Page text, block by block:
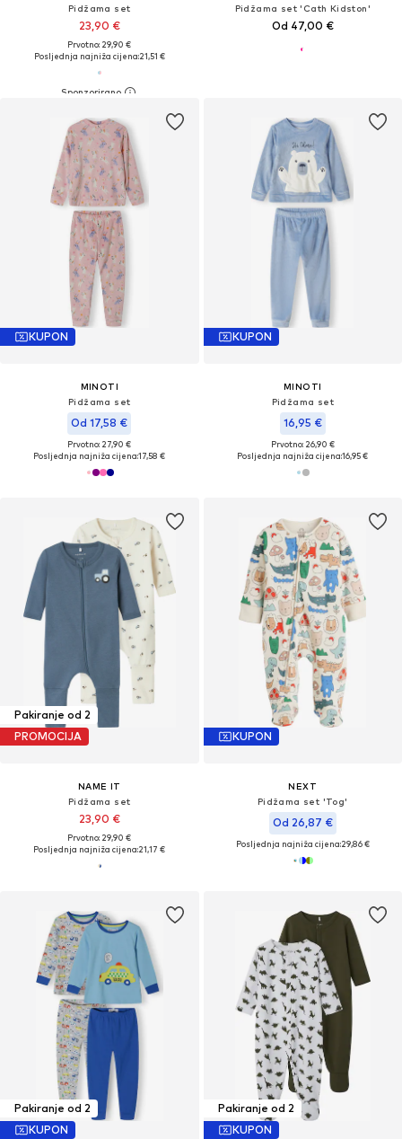
Pidžama set
23,90 €
Prvotno: 29,90 €
Posljednja najniža cijena:21,51 €
Pidžama set 'Cath Kidston'
Od 47,00 €
KUPON
MINOTI
Pidžama set
Od 17,58 €
Prvotno: 27,90 €
Posljednja najniža cijena:17,58 €
KUPON
MINOTI
Pidžama set
16,95 €
Prvotno: 26,90 €
Posljednja najniža cijena:16,95 €
Pakiranje od 2
PROMOCIJA
NAME IT
Pidžama set
23,90 €
Prvotno: 29,90 €
Posljednja najniža cijena:21,17 €
KUPON
NEXT
Pidžama set 'Tog'
Od 26,87 €
Posljednja najniža cijena:29,86 €
Pakiranje od 2
KUPON
Pakiranje od 2
KUPON